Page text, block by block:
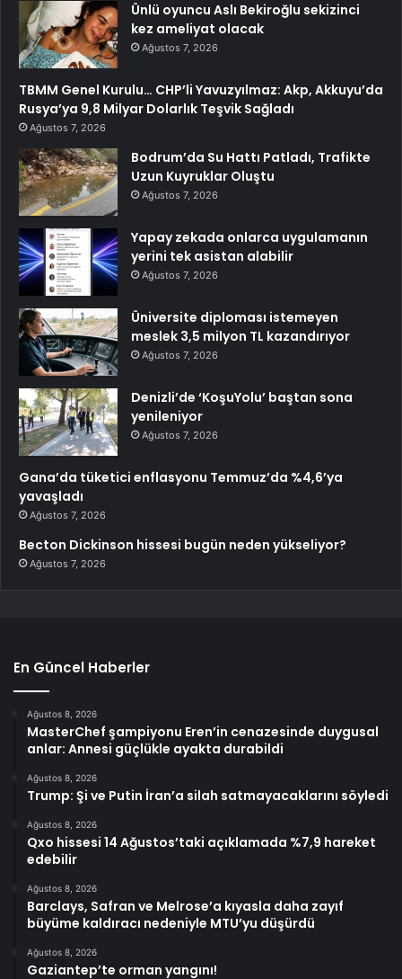
Ünlü oyuncu Aslı Bekiroğlu sekizinci
kez ameliyat olacak
Ağustos 7, 2026
TBMM Genel Kurulu… CHP’li Yavuzyılmaz: Akp, Akkuyu’da
Rusya’ya 9,8 Milyar Dolarlık Teşvik Sağladı
Ağustos 7, 2026
Bodrum’da Su Hattı Patladı, Trafikte
Uzun Kuyruklar Oluştu
Ağustos 7, 2026
Yapay zekada onlarca uygulamanın
yerini tek asistan alabilir
Ağustos 7, 2026
Üniversite diploması istemeyen
meslek 3,5 milyon TL kazandırıyor
Ağustos 7, 2026
Denizli’de ‘KoşuYolu’ baştan sona
yenileniyor
Ağustos 7, 2026
Gana’da tüketici enflasyonu Temmuz’da %4,6’ya
yavaşladı
Ağustos 7, 2026
Becton Dickinson hissesi bugün neden yükseliyor?
Ağustos 7, 2026
En Güncel Haberler
Ağustos 8, 2026
MasterChef şampiyonu Eren’in cenazesinde duygusal
anlar: Annesi güçlükle ayakta durabildi
Ağustos 8, 2026
Trump: Şi ve Putin İran’a silah satmayacaklarını söyledi
Ağustos 8, 2026
Qxo hissesi 14 Ağustos’taki açıklamada %7,9 hareket
edebilir
Ağustos 8, 2026
Barclays, Safran ve Melrose’a kıyasla daha zayıf
büyüme kaldıracı nedeniyle MTU’yu düşürdü
Ağustos 8, 2026
Gaziantep’te orman yangını!